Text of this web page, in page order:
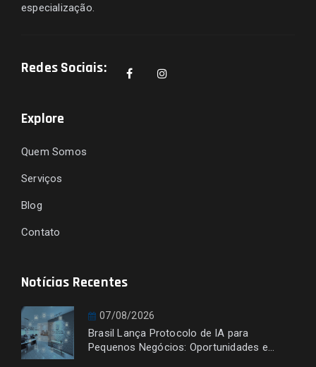
especialização.
Redes Sociais:
Explore
Quem Somos
Serviços
Blog
Contato
Notícias Recentes
07/08/2026
Brasil Lança Protocolo de IA para
Pequenos Negócios: Oportunidades e